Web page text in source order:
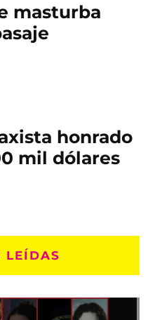
masturba
honrado
mil dólares
LEÍDAS